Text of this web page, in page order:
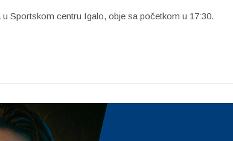
Sportskom centru Igalo, obje sa početkom u 17:30.